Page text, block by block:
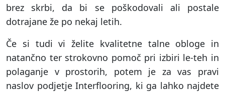
brez skrbi, da bi se poškodovali ali postale
dotrajane že po nekaj letih.
Če si tudi vi želite kvalitetne talne obloge in
natančno ter strokovno pomoč pri izbiri le-teh in
polaganje v prostorih, potem je za vas pravi
naslov podjetje Interflooring, ki ga lahko najdete